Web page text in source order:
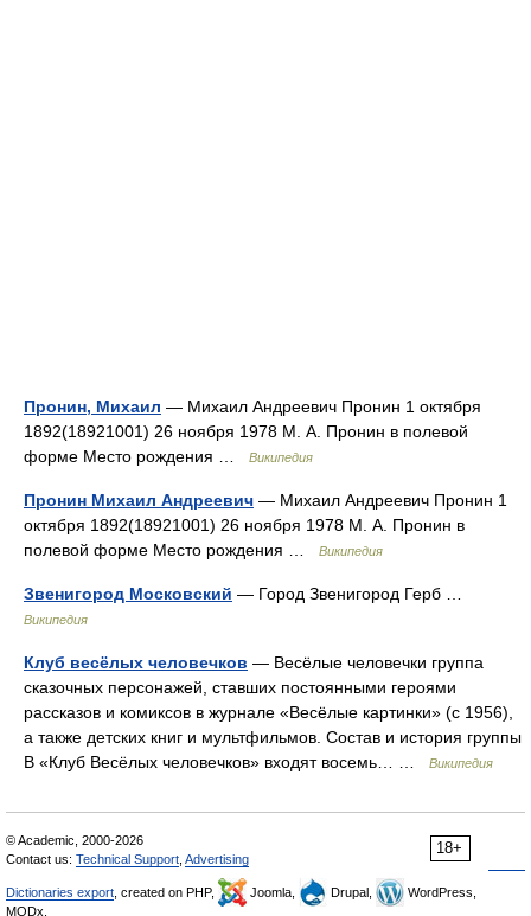
Пронин, Михаил — Михаил Андреевич Пронин 1 октября
1892(18921001) 26 ноября 1978 М. А. Пронин в полевой
форме Место рождения …
Википедия
Пронин Михаил Андреевич — Михаил Андреевич Пронин 1
октября 1892(18921001) 26 ноября 1978 М. А. Пронин в
полевой форме Место рождения …
Википедия
Звенигород Московский — Город Звенигород Герб …
Википедия
Клуб весёлых человечков — Весёлые человечки группа
сказочных персонажей, ставших постоянными героями
рассказов и комиксов в журнале «Весёлые картинки» (с 1956),
а также детских книг и мультфильмов. Состав и история группы
В «Клуб Весёлых человечков» входят восемь… …
Википедия
18+
© Academic, 2000-2026
Contact us: Technical Support Advertising
Dictionaries export , created on PHP, Joomla, Drupal,
WordPress,
MODx.